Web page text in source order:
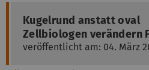
Kugelrund anstatt oval
Zellbiologen verändern
veröffentlicht am: 04. März